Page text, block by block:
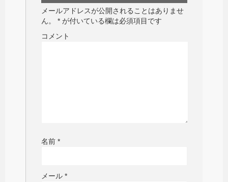
メールアドレスが公開されることはありませ
ん。
* が付いている欄は必須項目です
コメント
名前 *
メール *